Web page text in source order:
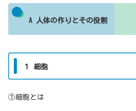
A 人体の作りとその役割
１ 細胞
①細胞とは